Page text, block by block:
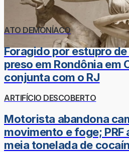
ATO DEMONÍACO
Foragido por estupro
preso em Rondônia em
conjunta com o RJ
ARTIFÍCIO DESCOBERTO
Motorista abandona
movimento e foge; PRF
meia tonelada de